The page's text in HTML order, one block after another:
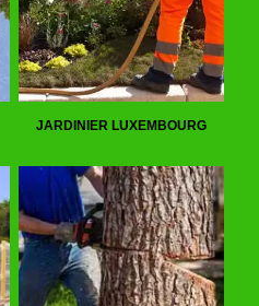
JARDINIER LUXEMBOURG